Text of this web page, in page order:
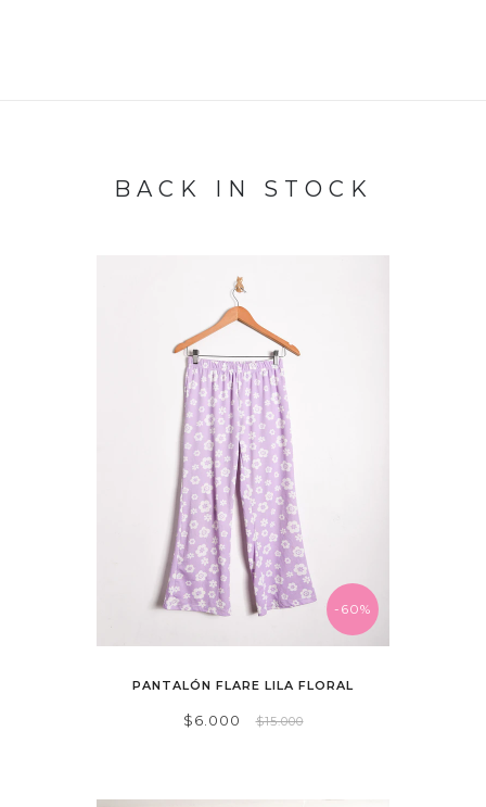
BACK IN STOCK
-60%
PANTALÓN FLARE LILA FLORAL
$6.000 $15.000